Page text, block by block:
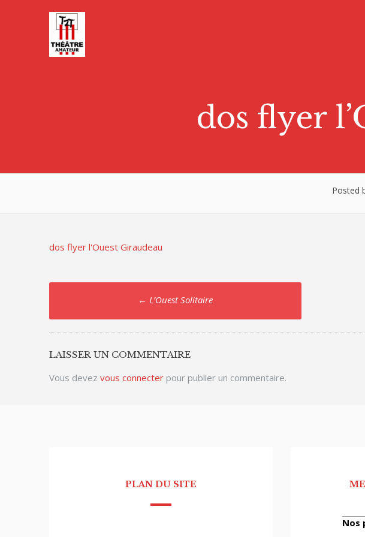
dos flyer
Posted
dos flyer l'Ouest Giraudeau
navigation
← L’Ouest Solitaire
LAISSER UN COMMENTAIRE
Vous devez vous connecter pour publier un commentaire.
PLAN DU SITE
Nos